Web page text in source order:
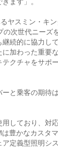
ヤスミン・キ
次世代ニーズ
続的に協力し
加わった重要
クチャをサポ
と乗客の期待
しており、対
豊かなカスタ
定義型照明シ